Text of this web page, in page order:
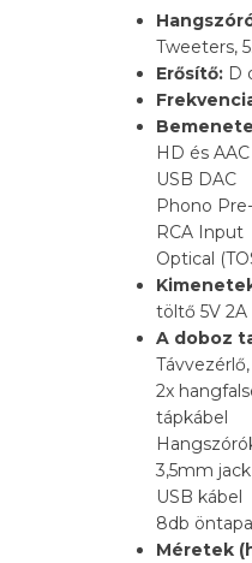
Tweeters,
Erősítő: D
HD és
USB DAC
Phono
RCA Input
Optical
töltő 5V 2A
A doboz
2x
tápkábel
3,5mm
USB kábel
8db
Méretek